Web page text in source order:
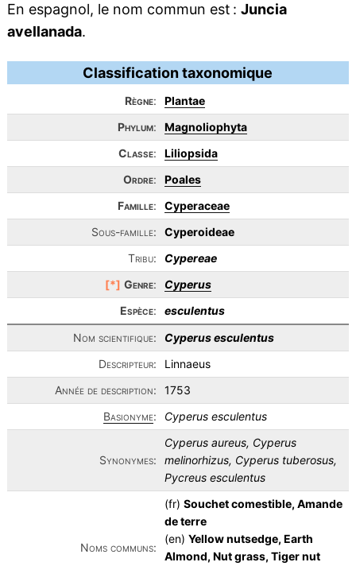
En espagnol, le nom commun est : Juncia
avellanada.
Classification taxonomique
Règne:
Plantae
Phylum:
Magnoliophyta
Classe:
Liliopsida
Ordre:
Poales
Famille:
Cyperaceae
Sous-famille:
Cyperoideae
Tribu:
Cypereae
[*] Genre:
Cyperus
Espèce:
esculentus
Nom scientifique:
Cyperus esculentus
Descripteur:
Linnaeus
Année de description:
1753
Basionyme: Cyperus esculentus
Synonymes:
Cyperus aureus, Cyperus
melinorhizus, Cyperus tuberosus,
Pycreus esculentus
Noms communs:
(fr) Souchet comestible, Amande
de terre
(en) Yellow nutsedge, Earth
Almond, Nut grass, Tiger nut